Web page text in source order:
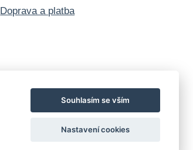
Doprava a platba
Souhlasím se vším
Nastavení cookies